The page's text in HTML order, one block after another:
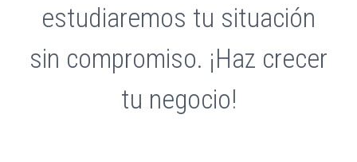
estudiaremos tu situación
sin compromiso. ¡Haz crecer
tu negocio!